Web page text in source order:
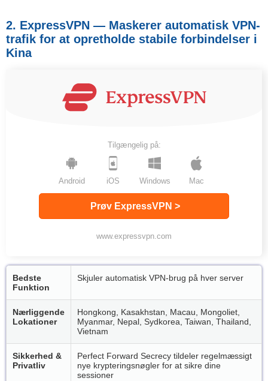
2. ExpressVPN — Maskerer automatisk VPN-
trafik for at opretholde stabile forbindelser i
Kina
Tilgængelig på:
Windows Mac
Android iOS
Prøv ExpressVPN >
www.expressvpn.com
Bedste
Funktion
Skjuler automatisk VPN-brug på hver server
Nærliggende
Lokationer
Hongkong, Kasakhstan, Macau, Mongoliet,
Myanmar, Nepal, Sydkorea, Taiwan, Thailand,
Vietnam
Sikkerhed &
Privatliv
Perfect Forward Secrecy tildeler regelmæssigt
nye krypteringsnøgler for at sikre dine
sessioner